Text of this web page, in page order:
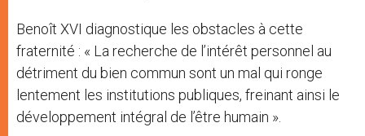
Benoît XVI diagnostique les obstacles à cette
fraternité : « La recherche de l’intérêt personnel au
détriment du bien commun sont un mal qui ronge
lentement les institutions publiques, freinant ainsi le
développement intégral de l’être humain ».